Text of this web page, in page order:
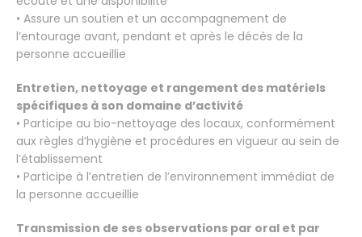
• Assure un soutien et un accompagnement de
l’entourage avant, pendant et après le décès de la
personne accueillie
Entretien, nettoyage et rangement des matériels
spécifiques à son domaine d’activité
• Participe au bio-nettoyage des locaux, conformément
aux règles d’hygiène et procédures en vigueur au sein de
l’établissement
• Participe à l’entretien de l’environnement immédiat de
la personne accueillie
Transmission de ses observations par oral et par